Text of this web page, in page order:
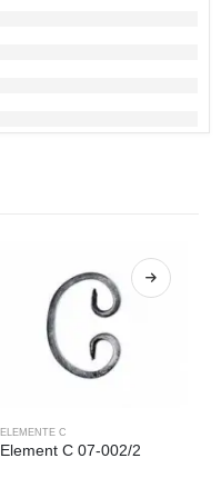
ELEMENTE C
Element C 07-002/2